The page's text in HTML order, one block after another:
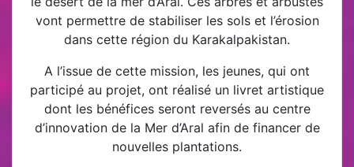
vont permettre de stabiliser les sols et l’érosion
dans cette région du Karakalpakistan.
A l’issue de cette mission, les jeunes, qui ont
participé au projet, ont réalisé un livret artistique
dont les bénéfices seront reversés au centre
d’innovation de la Mer d’Aral afin de financer de
nouvelles plantations.